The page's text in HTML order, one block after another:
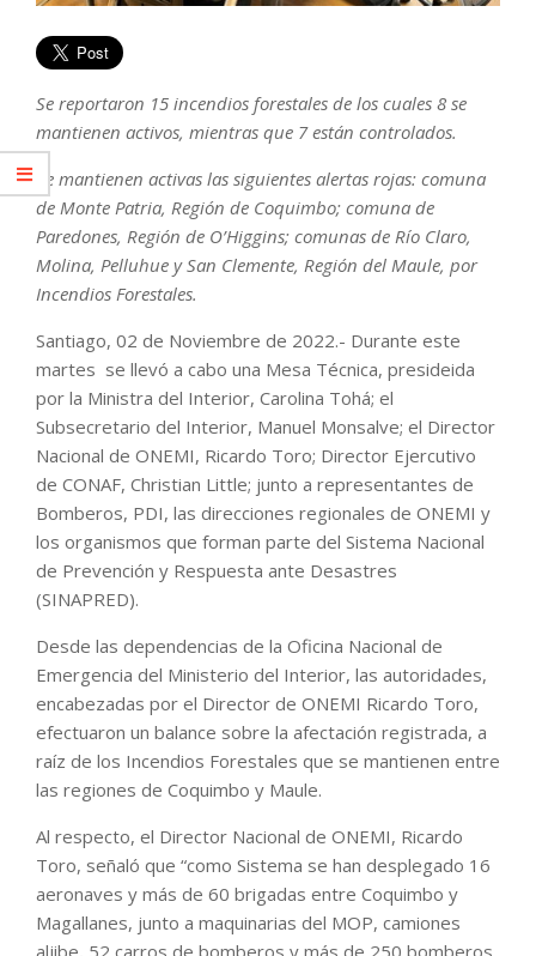
Se reportaron 15 incendios forestales de los cuales 8 se
mantienen activos, mientras que 7 están controlados.
Se mantienen activas las siguientes alertas rojas: comuna
de Monte Patria, Región de Coquimbo; comuna de
Paredones, Región de O’Higgins; comunas de Río Claro,
Molina, Pelluhue y San Clemente, Región del Maule, por
Incendios Forestales.
Santiago, 02 de Noviembre de 2022.- Durante este
martes se llevó a cabo una Mesa Técnica, presideida
por la Ministra del Interior, Carolina Tohá; el
Subsecretario del Interior, Manuel Monsalve; el Director
Nacional de ONEMI, Ricardo Toro; Director Ejercutivo
de CONAF, Christian Little; junto a representantes de
Bomberos, PDI, las direcciones regionales de ONEMI y
los organismos que forman parte del Sistema Nacional
de Prevención y Respuesta ante Desastres
(SINAPRED).
Desde las dependencias de la Oficina Nacional de
Emergencia del Ministerio del Interior, las autoridades,
encabezadas por el Director de ONEMI Ricardo Toro,
efectuaron un balance sobre la afectación registrada, a
raíz de los Incendios Forestales que se mantienen entre
las regiones de Coquimbo y Maule.
Al respecto, el Director Nacional de ONEMI, Ricardo
Toro, señaló que “como Sistema se han desplegado 16
aeronaves y más de 60 brigadas entre Coquimbo y
Magallanes, junto a maquinarias del MOP, camiones